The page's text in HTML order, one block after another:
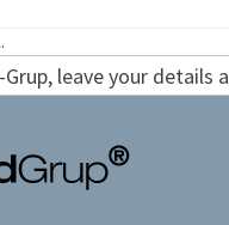
leave your details